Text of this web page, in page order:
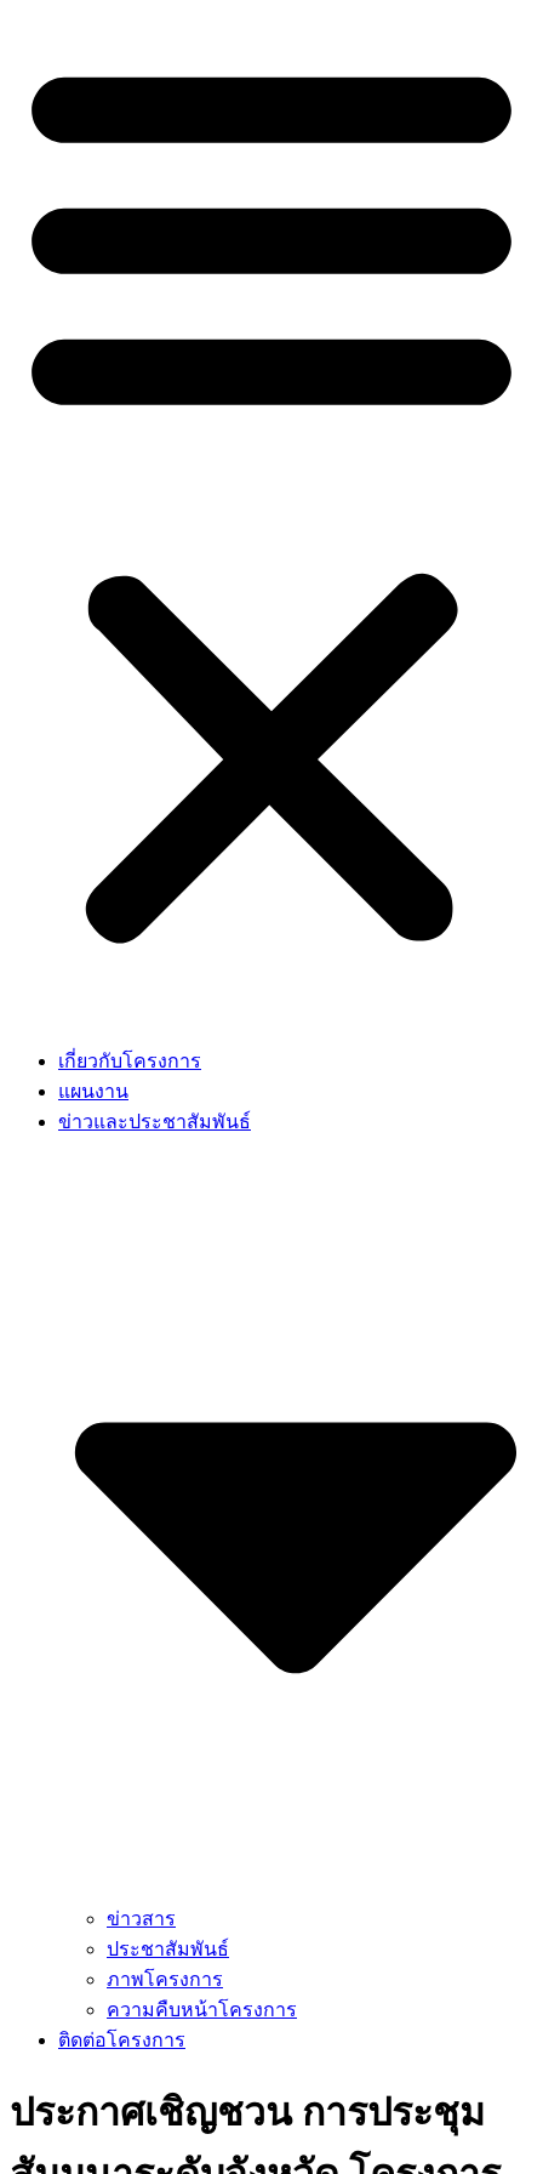
เกี่ยวกับโครงการ
แผนงาน
ข่าวและประชาสัมพันธ์
ข่าวสาร
ประชาสัมพันธ์
ภาพโครงการ
ความคืบหน้าโครงการ
ติดต่อโครงการ
ประกาศเชิญชวน การประชุม